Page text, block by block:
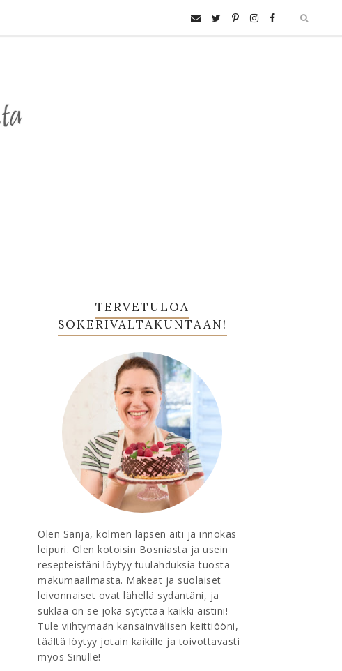
TERVETULOA
SOKERIVALTAKUNTAAN!
Olen Sanja, kolmen lapsen äiti ja innokas
leipuri. Olen kotoisin Bosniasta ja usein
resepteistäni löytyy tuulahduksia tuosta
makumaailmasta. Makeat ja suolaiset
leivonnaiset ovat lähellä sydäntäni, ja
suklaa on se joka sytyttää kaikki aistini!
Tule viihtymään kansainvälisen keittiööni,
täältä löytyy jotain kaikille ja toivottavasti
myös Sinulle!